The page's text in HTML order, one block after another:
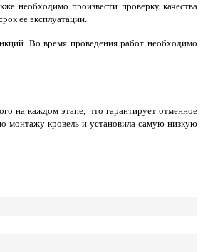
необходимо произвести проверку качества
ее эксплуатации.
Во время проведения работ необходимо
на каждом этапе, что гарантирует отменное
монтажу кровель и установила самую низкую